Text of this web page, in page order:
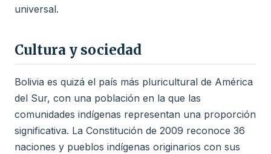
universal.
Cultura y sociedad
Bolivia es quizá el país más pluricultural de América
del Sur, con una población en la que las
comunidades indígenas representan una proporción
significativa. La Constitución de 2009 reconoce 36
naciones y pueblos indígenas originarios con sus